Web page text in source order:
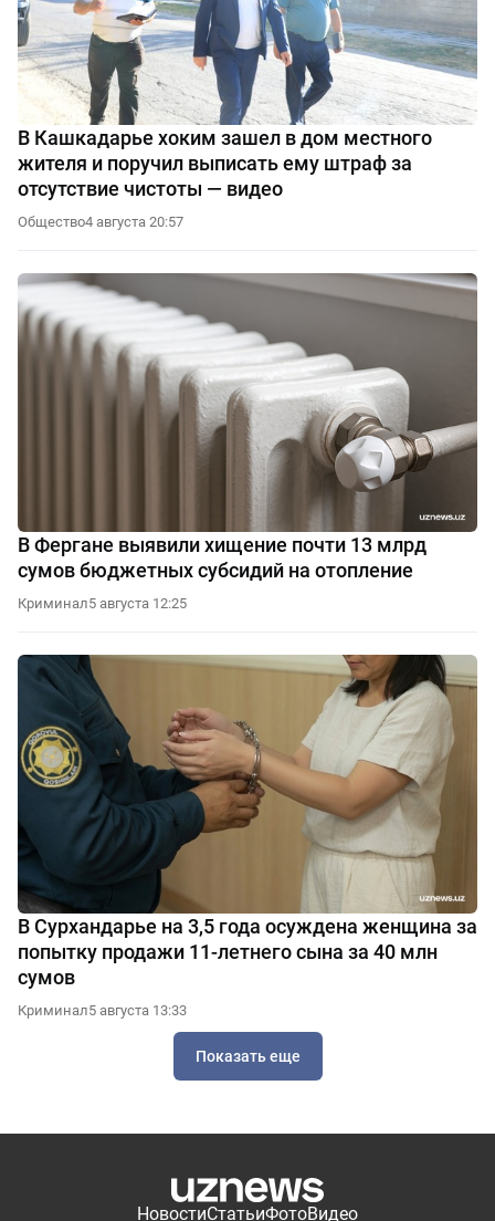
В Кашкадарье хоким зашел в дом местного
жителя и поручил выписать ему штраф за
отсутствие чистоты — видео
Общество4 августа 20:57
В Фергане выявили хищение почти 13 млрд
сумов бюджетных субсидий на отопление
Криминал5 августа 12:25
В Сурхандарье на 3,5 года осуждена женщина за
попытку продажи 11-летнего сына за 40 млн
сумов
Криминал5 августа 13:33
Показать еще
НовостиСтатьиФотоВидео